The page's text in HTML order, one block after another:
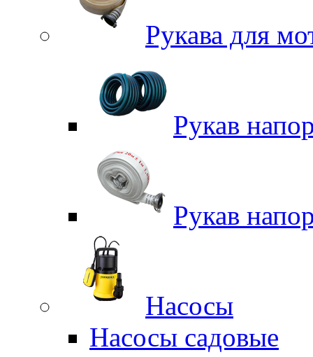
Рукава для
Рукав
Рукав
Насосы
Насосы садовые